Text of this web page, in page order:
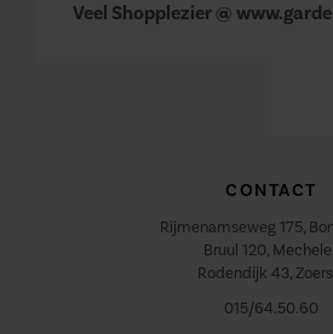
Veel Shopplezier @
CONTACT
Rijmenamseweg 175,
Bruul 120,
Rodendijk 43,
015/64.50.60